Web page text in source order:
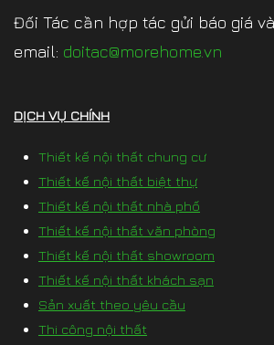
Đối Tác cần hợp tác gửi báo giá
email: doitac@morehome.vn
DỊCH VỤ CHÍNH
Thiết kế nội thất chung cư
Thiết kế nội thất biệt thự
Thiết kế nội thất nhà phố
Thiết kế nội thất văn phòng
Thiết kế nội thất showroom
Thiết kế nội thất khách sạn
Sản xuất theo yêu cầu
Thi công nội thất